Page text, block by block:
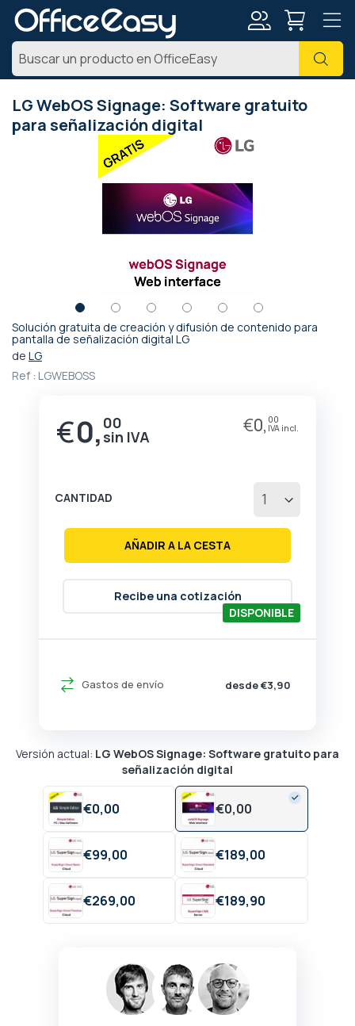
LG WebOS Signage: Software gratuito
para señalización digital
Solución gratuita de creación y difusión de contenido para
pantalla de señalización digital LG
de LG
Ref : LGWEBOSS
€0, 00 €0, 00
Gastos de envío desde €3,90
CANTIDAD
AÑADIR A LA CESTA
Recibe una cotización
DISPONIBLE
Versión actual: LG WebOS Signage: Software gratuito para
señalización digital
€0,00 €0,00
€99,00 €189,00
€269,00 €189,90
Saltar
al
de